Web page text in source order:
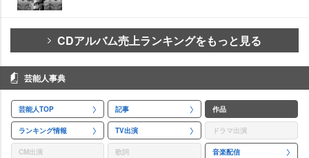
CDアルバム売上ランキングをもっと見る
芸能人事典
芸能人TOP 記事 作品
ランキング情報 TV出演 ドラマ出演
CM出演 歌詞 音楽配信